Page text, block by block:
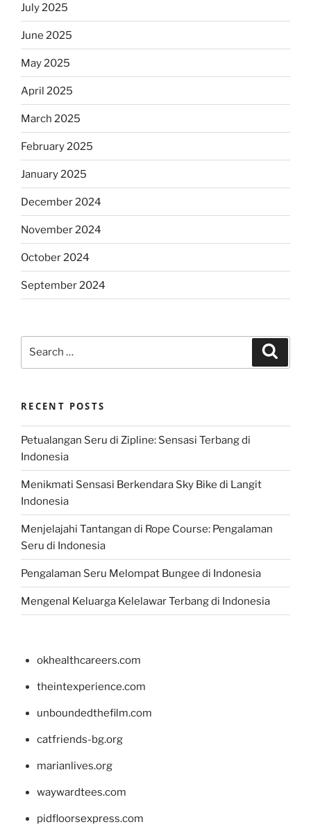
July 2025
June 2025
May 2025
April 2025
March 2025
February 2025
January 2025
December 2024
November 2024
October 2024
September 2024
RECENT POSTS
Petualangan Seru di Zipline: Sensasi Terbang di
Indonesia
Menikmati Sensasi Berkendara Sky Bike di Langit
Indonesia
Menjelajahi Tantangan di Rope Course: Pengalaman
Seru di Indonesia
Pengalaman Seru Melompat Bungee di Indonesia
Mengenal Keluarga Kelelawar Terbang di Indonesia
okhealthcareers.com
theintexperience.com
unboundedthefilm.com
catfriends-bg.org
marianlives.org
waywardtees.com
pidfloorsexpress.com